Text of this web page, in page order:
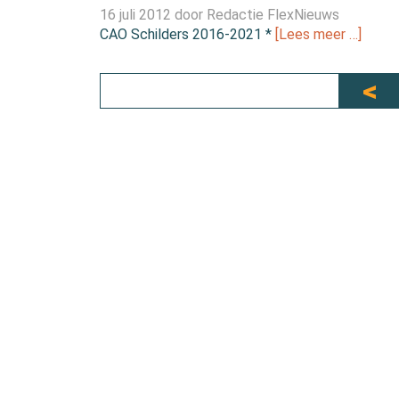
16 juli 2012 door Redactie FlexNieuws
CAO Schilders 2016-2021 * [Lees meer …]